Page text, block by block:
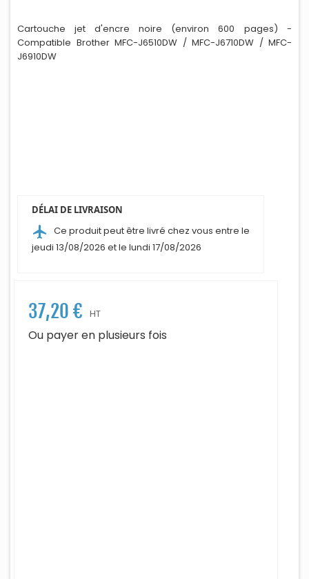
Cartouche jet d'encre noire (environ 600 pages) -
Compatible Brother MFC-J6510DW / MFC-J6710DW / MFC-
J6910DW
DÉLAI DE LIVRAISON
airplanemode_active Ce produit peut être livré chez vous entre le
jeudi 13/08/2026 et le lundi 17/08/2026
37,20 € HT
Ou payer en plusieurs fois